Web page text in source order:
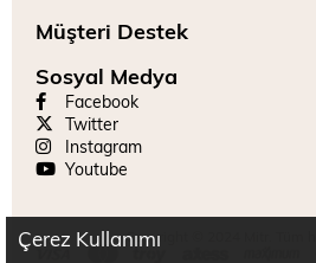
Müşteri Destek
Sosyal Medya
Facebook
Twitter
Instagram
Youtube
Copyright © 2024 Mitr. Tüm
Çerez Kullanımı